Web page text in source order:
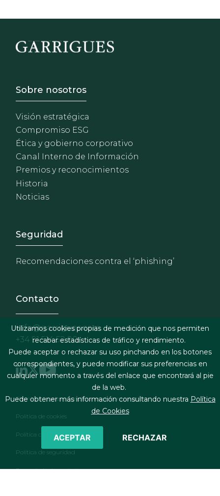
Footer - Sobre Nosotros
Sobre nosotros
Visión estratégica
Compromiso ESG
Ética y gobierno corporativo
Canal Interno de Información
Premios y reconocimientos
Historia
Noticias
Footer - Extranet y
Seguridad
Recomendaciones contra el ‘phishing’
Contacto
info@garrigues.com
+34 91 514 52 00
Footer menu
Términos legales y condiciones de contratación
Política de cookies
Política de privacidad
Política de seguridad
Formulario de contacto
Utilizamos cookies propias de medición que nos permiten
recabar estadísticas de tráfico y rendimiento.
Puede aceptar o rechazar su uso pinchando en los botones
correspondientes, y puede modificar sus preferencias en
cualquier momento a través del enlace que encontrará al pie
de la web.
Puede obtener más información consultando nuestra Política
de Cookies
ACEPTAR RECHAZAR